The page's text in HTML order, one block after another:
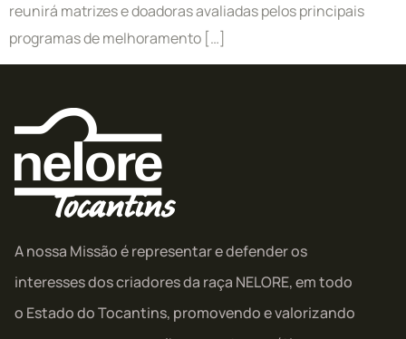
reunirá matrizes e doadoras avaliadas pelos principais
programas de melhoramento […]
A nossa Missão é representar e defender os
interesses dos criadores da raça NELORE, em todo
o Estado do Tocantins, promovendo e valorizando